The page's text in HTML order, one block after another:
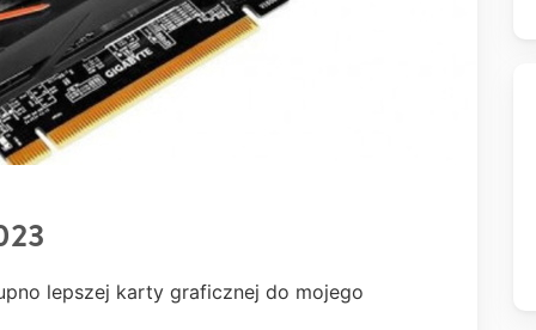
lepszej karty graficznej do mojego